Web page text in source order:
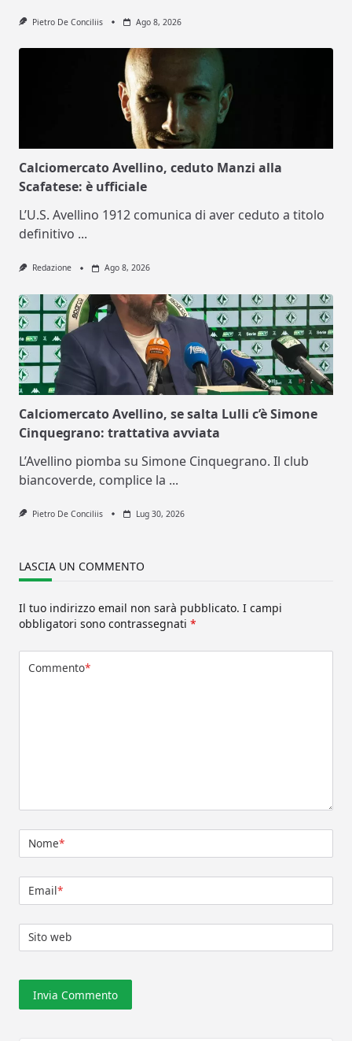
Pietro De Conciliis Ago 8, 2026
Calciomercato Avellino, ceduto Manzi alla
Scafatese: è ufficiale
L’U.S. Avellino 1912 comunica di aver ceduto a titolo
definitivo ...
Redazione Ago 8, 2026
Calciomercato Avellino, se salta Lulli c’è Simone
Cinquegrano: trattativa avviata
L’Avellino piomba su Simone Cinquegrano. Il club
biancoverde, complice la ...
Pietro De Conciliis Lug 30, 2026
LASCIA UN COMMENTO
Il tuo indirizzo email non sarà pubblicato. I campi
obbligatori sono contrassegnati *
Commento*
Nome*
Email*
Sito web